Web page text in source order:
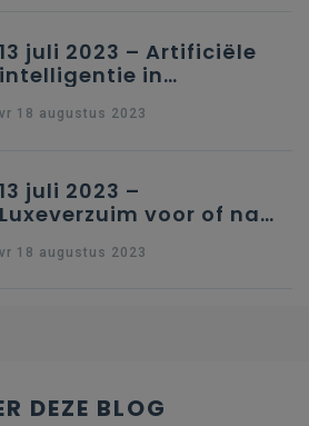
13 juli 2023 – Artificiële
intelligentie in
vr 18 augustus 2023
13 juli 2023 –
Luxeverzuim voor of na
vr 18 augustus 2023
DEZE BLOG